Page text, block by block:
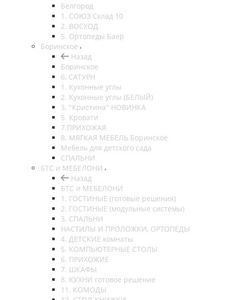
Белгород
1. СОЮЗ Склад 10
2. ВОСХОД
5. Ортопеды Баер
Боринское
Назад
Боринское
6, САТУРН
1. Кухонные углы
2. Кухонные углы (БЕЛЫЙ)
3. "Кристина" НОВИНКА
5. Кровати
7.ПРИХОЖАЯ
8. МЯГКАЯ МЕБЕЛЬ Боринское
Мебель для детского сада
СПАЛЬНИ
БТС и МЕБЕЛОНИ
Назад
БТС и МЕБЕЛОНИ
1. ГОСТИНЫЕ (готовые решения)
2. ГОСТИНЫЕ (модульные системы)
3. СПАЛЬНИ
НАСТИЛЫ И ПРОЛОЖКИ, ОРТОПЕДЫ
4. ДЕТСКИЕ комнаты
5. КОМПЬЮТЕРНЫЕ СТОЛЫ
6. ПРИХОЖИЕ
7. ШКАФЫ
8. КУХНИ готовое решение
11. КОМОДЫ